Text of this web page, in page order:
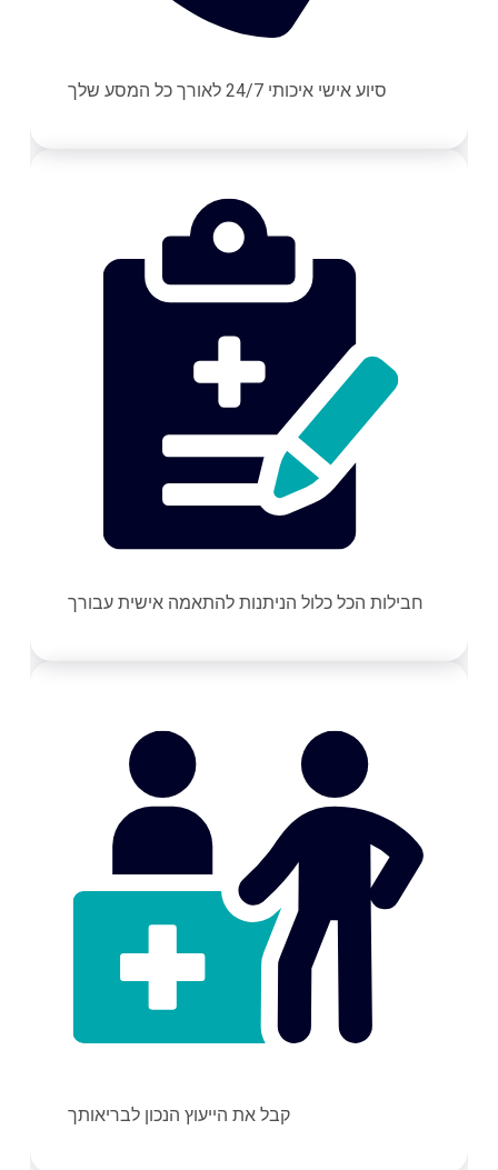
סיוע אישי איכותי 24/7 לאורך כל המסע שלך
חבילות הכל כלול הניתנות להתאמה אישית עבורך
קבל את הייעוץ הנכון לבריאותך